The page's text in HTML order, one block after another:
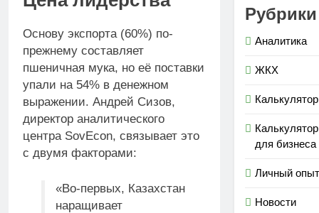
Основу экспорта (60%) по-
прежнему составляет
пшеничная мука, но её поставки
упали на 54% в денежном
выражении. Андрей Сизов,
директор аналитического
центра SovEcon, связывает это
с двумя факторами:
«Во-первых, Казахстан
наращивает
Рубрики
Аналитика
ЖКХ
для бизнеса
Личный опыт
Новости